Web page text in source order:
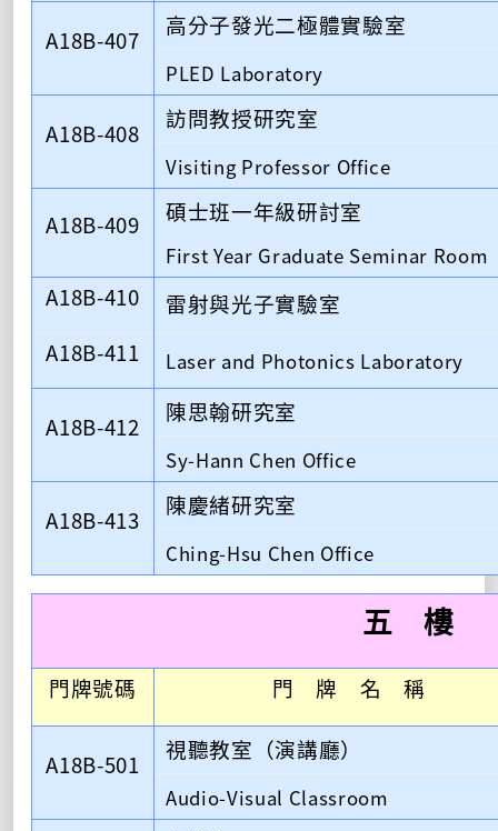
A18B-407 高分子發光二極體實驗室
PLED Laboratory
A18B-408 訪問教授研究室
Visiting Professor Office
A18B-409 碩士班一年級研討室
First Year Graduate Seminar Room
A18B-410 雷射與光子實驗室
A18B-411 Laser and Photonics Laboratory
A18B-412 陳思翰研究室
Sy-Hann Chen Office
A18B-413 陳慶緒研究室
Ching-Hsu Chen Office
五 樓
門牌號碼 門 牌 名 稱
A18B-501 視聽教室 （演講廳）
Audio-Visual Classroom